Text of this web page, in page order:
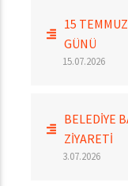
15
GÜNÜ
15.07.2026
BELEDİYE
ZİYARETİ
3.07.2026